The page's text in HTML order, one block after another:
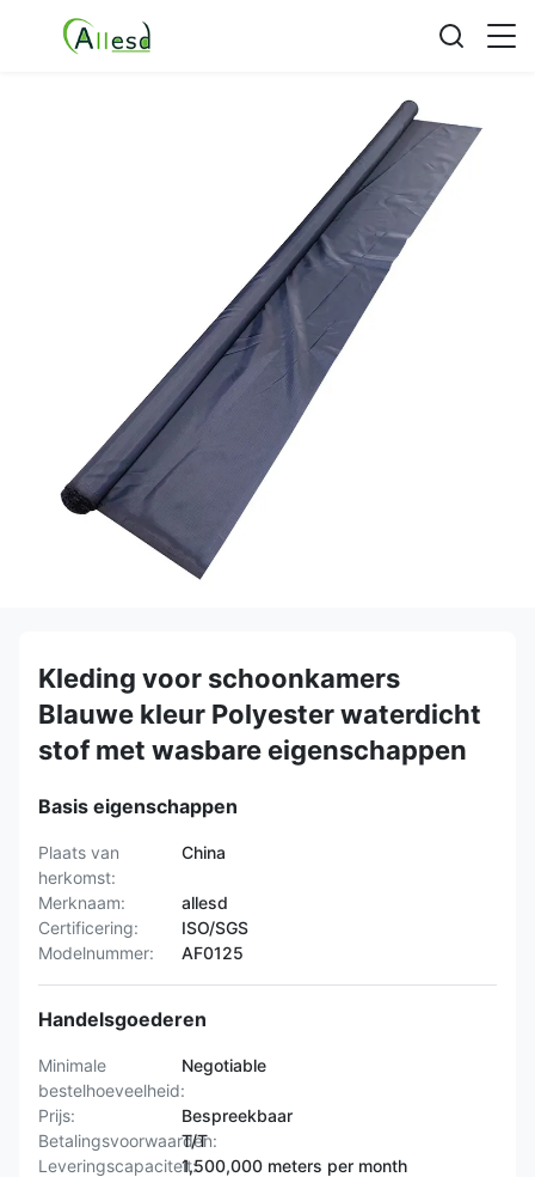
Kleding voor schoonkamers
Blauwe kleur Polyester waterdicht
stof met wasbare eigenschappen
Basis eigenschappen
Plaats van
herkomst:
China
Merknaam:
allesd
Certificering:
ISO/SGS
Modelnummer:
AF0125
Handelsgoederen
Minimale
bestelhoeveelheid:
Negotiable
Prijs:
Bespreekbaar
Betalingsvoorwaarden:
T/T
Leveringscapaciteit:1,500,000 meters per month